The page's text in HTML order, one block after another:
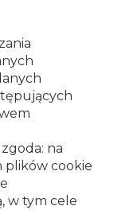
na
cookie
w tym cele